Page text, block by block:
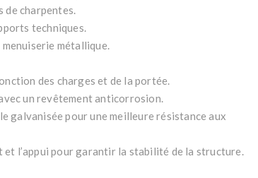
de charpentes.
techniques.
métallique.
des charges et de la portée.
un revêtement anticorrosion.
galvanisée pour une meilleure résistance aux
et l’appui pour garantir la stabilité de la structure.